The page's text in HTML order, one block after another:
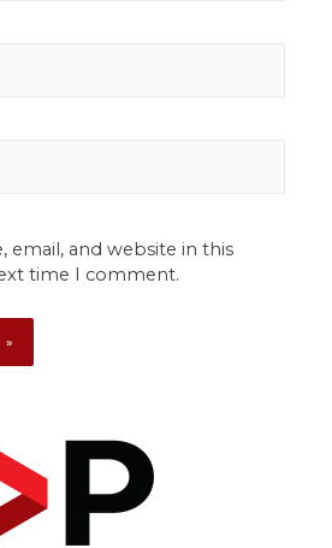
email, and website in this
time I comment.